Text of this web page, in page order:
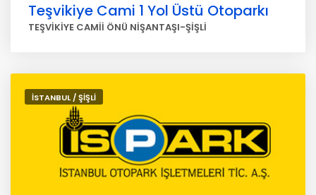
Teşvikiye Cami 1 Yol Üstü Otoparkı
TEŞVİKİYE CAMİİ ÖNÜ NİŞANTAŞI-ŞİŞLİ
İSTANBUL / ŞİŞLİ